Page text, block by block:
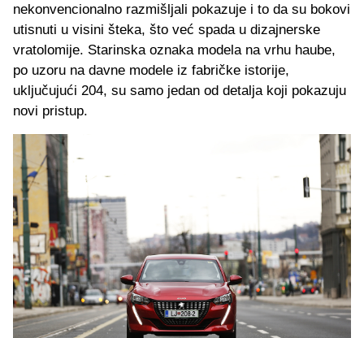
nekonvencionalno razmišljali pokazuje i to da su bokovi
utisnuti u visini šteka, što već spada u dizajnerske
vratolomije. Starinska oznaka modela na vrhu haube,
po uzoru na davne modele iz fabričke istorije,
uključujući 204, su samo jedan od detalja koji pokazuju
novi pristup.